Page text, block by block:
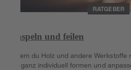
RATGEBER
Raspeln und feilen
Indem du Holz und andere
sie ganz individuell formen und